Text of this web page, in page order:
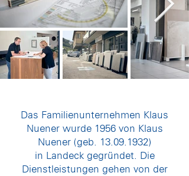
Das Familienunternehmen Klaus
Nuener wurde 1956 von Klaus
Nuener (geb. 13.09.1932)
in Landeck gegründet. Die
Dienstleistungen gehen von der